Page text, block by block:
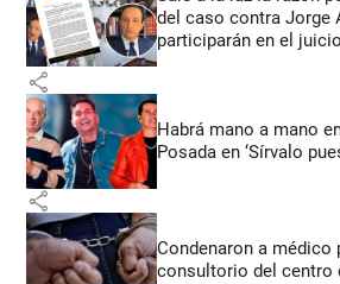
del caso contra Jorge
participarán en el juicio
share
Habrá mano a mano
Posada en ‘Sírvalo
share
Condenaron a médico
consultorio del centro